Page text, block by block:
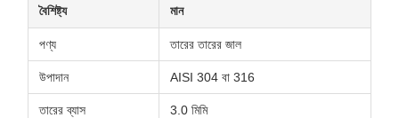
বৈশিষ্ট্য মান
পণ্য তারের তারের জাল
উপাদান AISI 304 বা 316
তারের ব্যাস 3.0 মিমি